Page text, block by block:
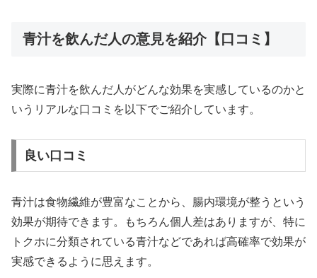
青汁を飲んだ人の意見を紹介【口コミ】
実際に青汁を飲んだ人がどんな効果を実感しているのかと
いうリアルな口コミを以下でご紹介しています。
良い口コミ
青汁は食物繊維が豊富なことから、腸内環境が整うという
効果が期待できます。もちろん個人差はありますが、特に
トクホに分類されている青汁などであれば高確率で効果が
実感できるように思えます。